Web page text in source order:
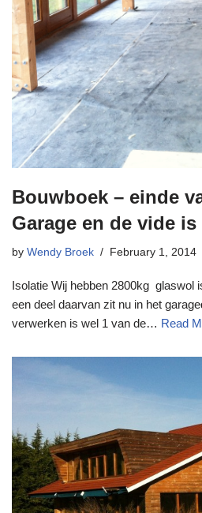
Bouwboek – einde
Garage en de vide
by Wendy Broek February 1, 2014
Isolatie Wij hebben 2800kg glaswol
een deel daarvan zit nu in het
verwerken is wel 1 van de… Read